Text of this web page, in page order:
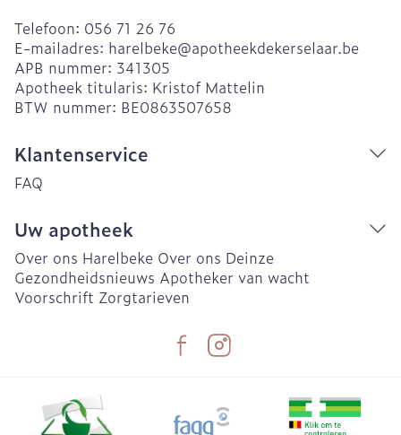
Telefoon: 056 71 26 76
E-mailadres: harelbeke@apotheekdekerselaar.be
APB nummer: 341305
Apotheek titularis: Kristof Mattelin
BTW nummer: BE0863507658
Klantenservice
FAQ
Uw apotheek
Over ons Harelbeke Over ons Deinze
Gezondheidsnieuws Apotheker van wacht
Voorschrift Zorgtarieven